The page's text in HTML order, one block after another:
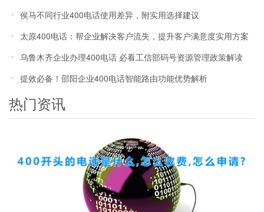
侯马不同行业400电话使用差异，附实用选择建议
太原400电话：帮企业解决客户流失，提升客户满意度实用方案
乌鲁木齐企业办理400电话 必看工信部码号资源管理政策解读
提效必备！邵阳企业400电话智能路由功能优势解析
热门资讯